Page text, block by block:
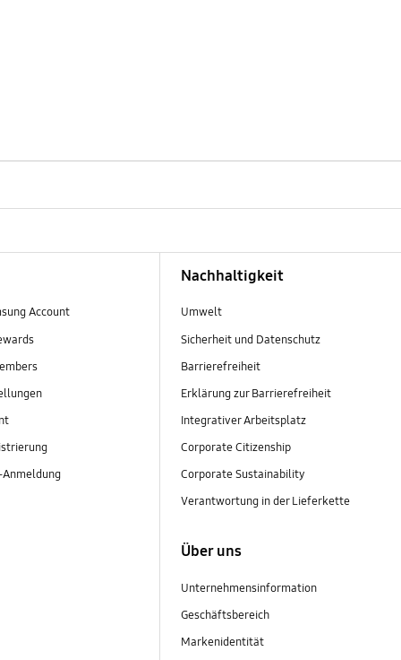
Account
Nachhaltigkeit
Umwelt
Sicherheit und Datenschutz
Barrierefreiheit
Erklärung zur Barrierefreiheit
Integrativer Arbeitsplatz
Corporate Citizenship
Corporate Sustainability
Verantwortung in der Lieferkette
Über uns
Unternehmensinformation
Geschäftsbereich
Markenidentität